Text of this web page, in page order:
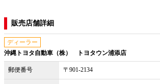
販売店舗詳細
ディーラー
沖縄トヨタ自動車（株） トヨタウン浦添店
郵便番号 〒901-2134